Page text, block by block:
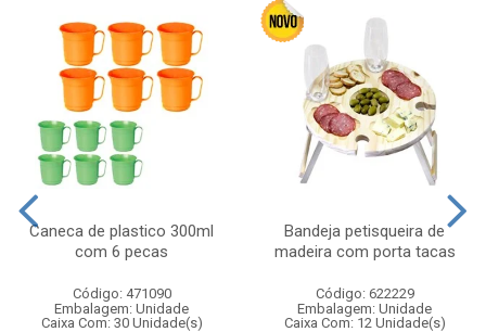
Caneca de plastico 300ml
com 6 pecas
Código: 471090
Embalagem: Unidade
Caixa Com: 30 Unidade(s)
Bandeja petisqueira de
madeira com porta tacas
Código: 622229
Embalagem: Unidade
Caixa Com: 12 Unidade(s)